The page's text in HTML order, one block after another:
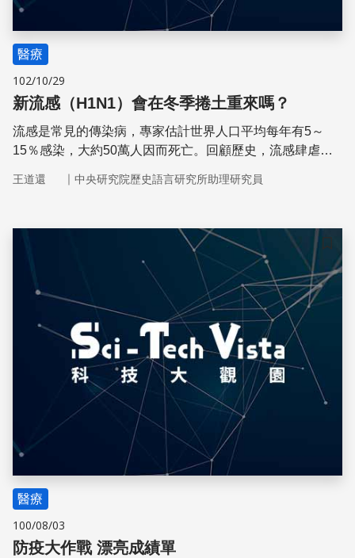
醫療
102/10/29
新流感（H1N1）會在冬季捲土重來嗎？
流感是常見的傳染病，專家估計世界人口平均每年有5～
15％感染，大約50萬人因而死亡。回顧歷史，流感肆虐的
學。
王道還 ｜ 中央研究院歷史語言研究所助理研究員
儲存
醫療
100/08/03
防疫大作戰 漂亮成績單